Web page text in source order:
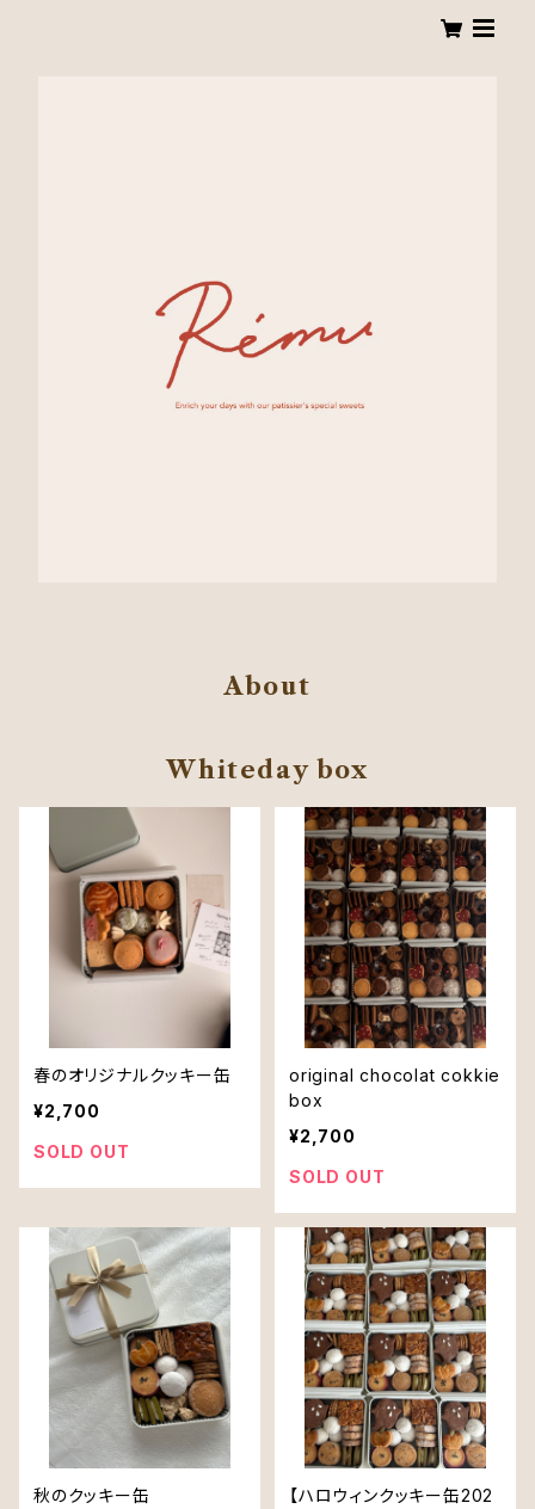
About
Whiteday box
春のオリジナルクッキー缶
¥2,700
SOLD OUT
original chocolat cokkie
box
¥2,700
SOLD OUT
秋のクッキー缶
【ハロウィンクッキー缶202